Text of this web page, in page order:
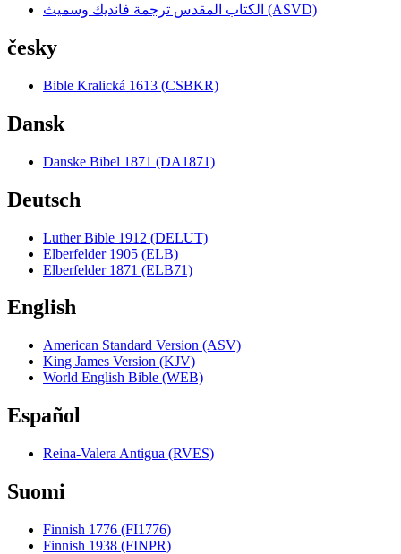
الكتاب المقدس ترجمة فانديك وسميث (ASVD)
česky
Bible Kralická 1613 (CSBKR)
Dansk
Danske Bibel 1871 (DA1871)
Deutsch
Luther Bible 1912 (DELUT)
Elberfelder 1905 (ELB)
Elberfelder 1871 (ELB71)
English
American Standard Version (ASV)
King James Version (KJV)
World English Bible (WEB)
Español
Reina-Valera Antigua (RVES)
Suomi
Finnish 1776 (FI1776)
Finnish 1938 (FINPR)